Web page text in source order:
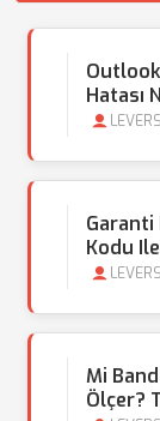
Hatası
Garanti
Kodu
Mi
Ölçer?